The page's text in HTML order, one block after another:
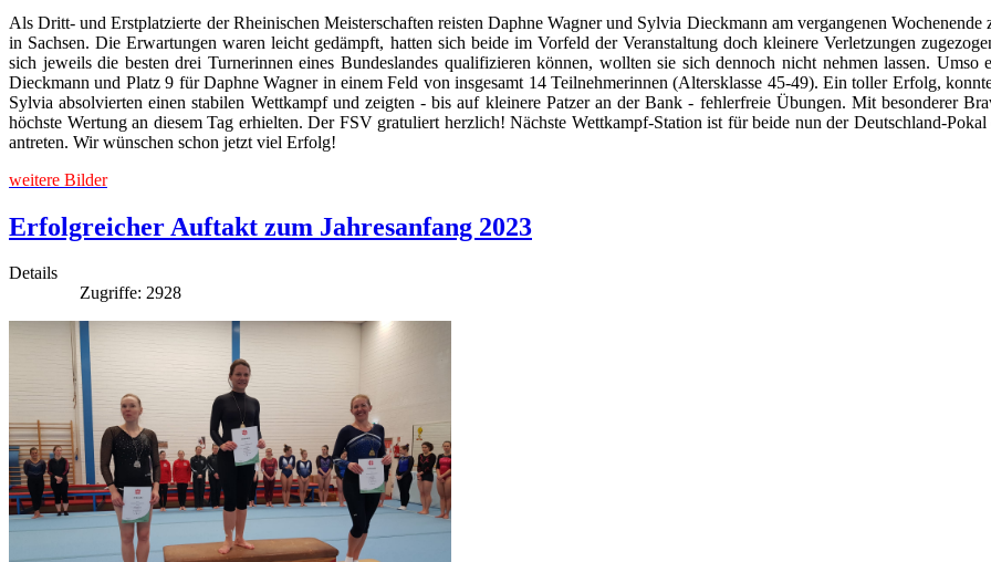
Als Dritt- und Erstplatzierte der Rheinischen Meisterschaften reisten Daphne Wagner und Sylvia Dieckmann am vergangenen
in Sachsen. Die Erwartungen waren leicht gedämpft, hatten sich beide im Vorfeld der Veranstaltung doch kleinere Verletzungen
sich jeweils die besten drei Turnerinnen eines Bundeslandes qualifizieren können, wollten sie sich dennoch nicht nehmen lassen.
Dieckmann und Platz 9 für Daphne Wagner in einem Feld von insgesamt 14 Teilnehmerinnen (Altersklasse 45-49). Ein toller Erfolg,
Sylvia absolvierten einen stabilen Wettkampf und zeigten - bis auf kleinere Patzer an der Bank - fehlerfreie Übungen. Mit besonderer
höchste Wertung an diesem Tag erhielten. Der FSV gratuliert herzlich! Nächste Wettkampf-Station ist für beide nun der Deutschland-
antreten. Wir wünschen schon jetzt viel Erfolg!
weitere Bilder
Erfolgreicher Auftakt zum Jahresanfang 2023
Details
Zugriffe: 2928